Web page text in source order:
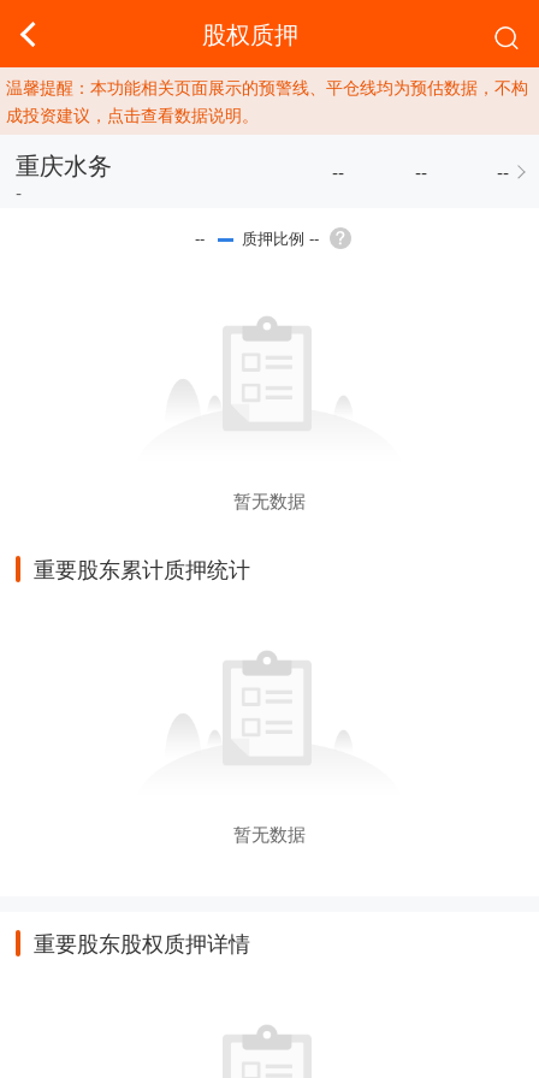
股权质押
温馨提醒：本功能相关页面展示的预警线、平仓线均为预估数据，不构
成投资建议，点击查看数据说明。
重庆水务
-
-- -- --
-- 质押比例 --
暂无数据
重要股东累计质押统计
暂无数据
重要股东股权质押详情